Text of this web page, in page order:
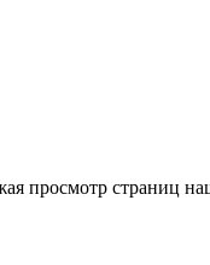
просмотр страниц